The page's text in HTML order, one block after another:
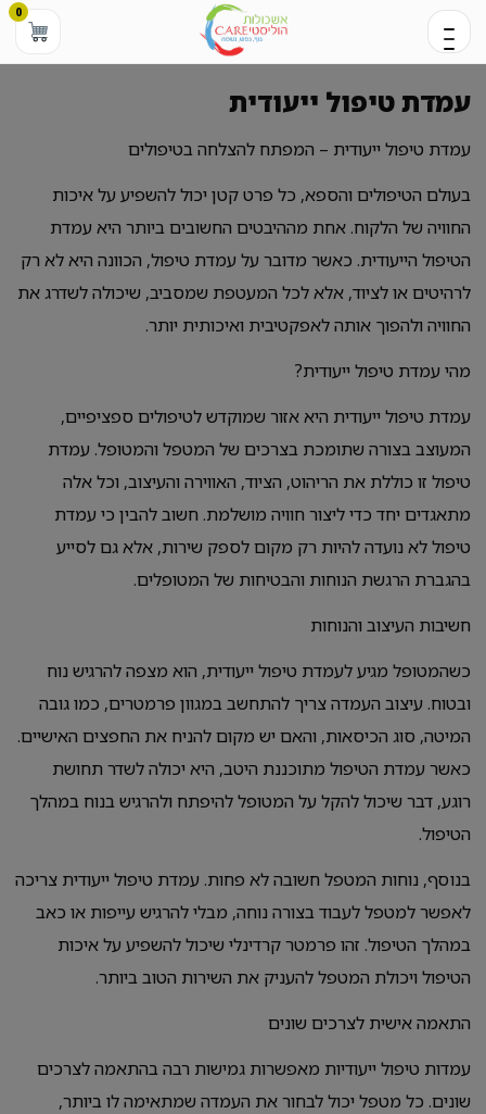
0
עמדת טיפול ייעודית
עמדת טיפול ייעודית – המפתח להצלחה בטיפולים
בעולם הטיפולים והספא, כל פרט קטן יכול להשפיע על איכות
החוויה של הלקוח. אחת מההיבטים החשובים ביותר היא עמדת
הטיפול הייעודית. כאשר מדובר על עמדת טיפול, הכוונה היא לא רק
לרהיטים או לציוד, אלא לכל המעטפת שמסביב, שיכולה לשדרג את
החוויה ולהפוך אותה לאפקטיבית ואיכותית יותר.
מהי עמדת טיפול ייעודית?
עמדת טיפול ייעודית היא אזור שמוקדש לטיפולים ספציפיים,
המעוצב בצורה שתומכת בצרכים של המטפל והמטופל. עמדת
טיפול זו כוללת את הריהוט, הציוד, האווירה והעיצוב, וכל אלה
מתאגדים יחד כדי ליצור חוויה מושלמת. חשוב להבין כי עמדת
טיפול לא נועדה להיות רק מקום לספק שירות, אלא גם לסייע
בהגברת הרגשת הנוחות והבטיחות של המטופלים.
חשיבות העיצוב והנוחות
כשהמטופל מגיע לעמדת טיפול ייעודית, הוא מצפה להרגיש נוח
ובטוח. עיצוב העמדה צריך להתחשב במגוון פרמטרים, כמו גובה
המיטה, סוג הכיסאות, והאם יש מקום להניח את החפצים האישיים.
כאשר עמדת הטיפול מתוכננת היטב, היא יכולה לשדר תחושת
רוגע, דבר שיכול להקל על המטופל להיפתח ולהרגיש בנוח במהלך
הטיפול.
בנוסף, נוחות המטפל חשובה לא פחות. עמדת טיפול ייעודית צריכה
לאפשר למטפל לעבוד בצורה נוחה, מבלי להרגיש עייפות או כאב
במהלך הטיפול. זהו פרמטר קרדינלי שיכול להשפיע על איכות
הטיפול ויכולת המטפל להעניק את השירות הטוב ביותר.
התאמה אישית לצרכים שונים
עמדות טיפול ייעודיות מאפשרות גמישות רבה בהתאמה לצרכים
שונים. כל מטפל יכול לבחור את העמדה שמתאימה לו ביותר,